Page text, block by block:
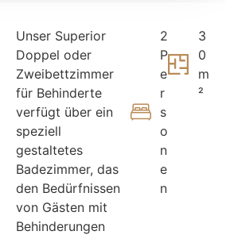
Unser Superior
Doppel oder
Zweibettzimmer
für Behinderte
verfügt über ein
speziell
gestaltetes
Badezimmer, das
den Bedürfnissen
von Gästen mit
Behinderungen
2
P
e
r
s
o
n
e
n
3
0
m
²